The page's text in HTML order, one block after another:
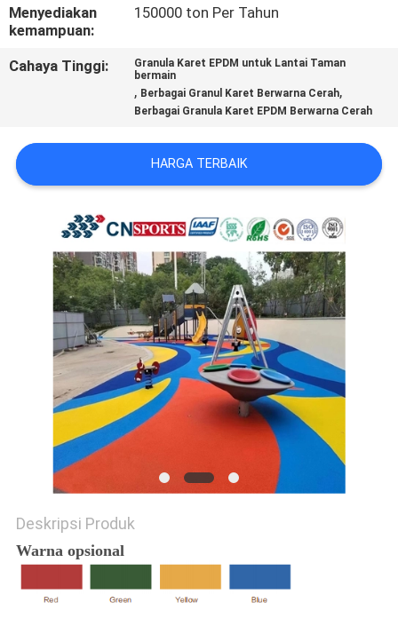
SITEMAP
Menyediakan
kemampuan:
150000 ton Per Tahun
Cahaya Tinggi:
Granula Karet EPDM untuk Lantai Taman
bermain
, Berbagai Granul Karet Berwarna Cerah,
Berbagai Granula Karet EPDM Berwarna Cerah
HARGA TERBAIK
Deskripsi Produk
Warna opsional